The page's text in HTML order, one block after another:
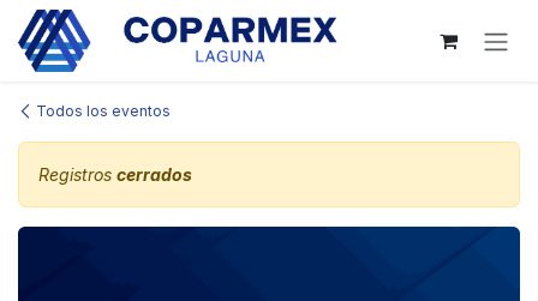
Ir al contenido
Todos los eventos
Registros cerrados